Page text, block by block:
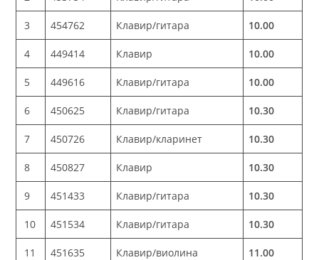
3 454762 Клавир/гитара 10.00
4 449414 Клавир 10.00
5 449616 Клавир/гитара 10.00
6 450625 Клавир/гитара 10.30
7 450726 Клавир/кларинет 10.30
8 450827 Клавир 10.30
9 451433 Клавир/гитара 10.30
10 451534 Клавир/гитара 10.30
11 451635 Клавир/виолина 11.00